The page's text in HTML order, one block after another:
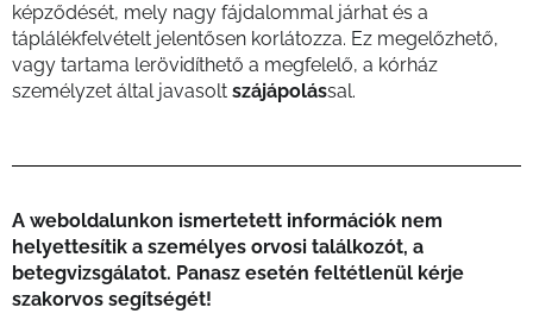
képződését, mely nagy fájdalommal járhat és a
táplálékfelvételt jelentősen korlátozza. Ez megelőzhető,
vagy tartama lerövidíthető a megfelelő, a kórház
személyzet által javasolt szájápolással.
A weboldalunkon ismertetett információk nem
helyettesítik a személyes orvosi találkozót, a
betegvizsgálatot. Panasz esetén feltétlenül kérje
szakorvos segítségét!